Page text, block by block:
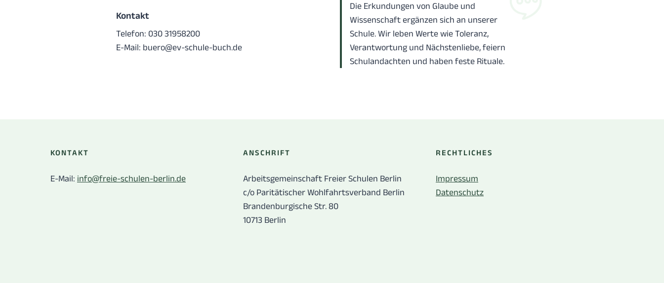
Kontakt
Telefon: 030 31958200
E-Mail: buero@ev-schule-buch.de
Die Erkundungen von Glaube und
Wissenschaft ergänzen sich an unserer
Schule. Wir leben Werte wie Toleranz,
Verantwortung und Nächstenliebe, feiern
Schulandachten und haben feste Rituale.
KONTAKT
E-Mail: info@freie-schulen-berlin.de
ANSCHRIFT
Arbeitsgemeinschaft Freier Schulen Berlin
c/o Paritätischer Wohlfahrtsverband Berlin
Brandenburgische Str. 80
10713 Berlin
RECHTLICHES
Impressum
Datenschutz